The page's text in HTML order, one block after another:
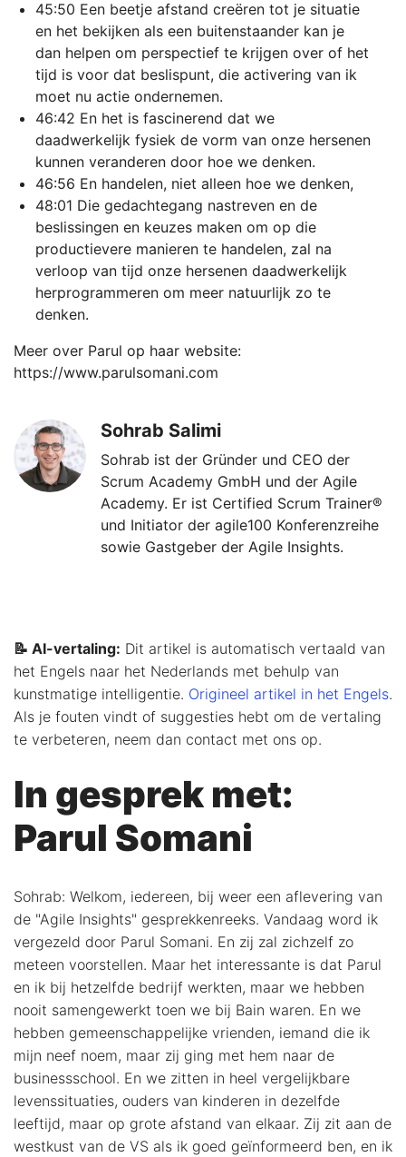
45:50 Een beetje afstand creëren tot je situatie
en het bekijken als een buitenstaander kan je
dan helpen om perspectief te krijgen over of het
tijd is voor dat beslispunt, die activering van ik
moet nu actie ondernemen.
46:42 En het is fascinerend dat we
daadwerkelijk fysiek de vorm van onze hersenen
kunnen veranderen door hoe we denken.
46:56 En handelen, niet alleen hoe we denken,
48:01 Die gedachtegang nastreven en de
beslissingen en keuzes maken om op die
productievere manieren te handelen, zal na
verloop van tijd onze hersenen daadwerkelijk
herprogrammeren om meer natuurlijk zo te
denken.
Meer over Parul op haar website:
https://www.parulsomani.com
Sohrab Salimi
Sohrab ist der Gründer und CEO der
Scrum Academy GmbH und der Agile
Academy. Er ist Certified Scrum Trainer®
und Initiator der agile100 Konferenzreihe
sowie Gastgeber der Agile Insights.
📝 AI-vertaling: Dit artikel is automatisch vertaald van
het Engels naar het Nederlands met behulp van
kunstmatige intelligentie. Origineel artikel in het Engels.
Als je fouten vindt of suggesties hebt om de vertaling
te verbeteren, neem dan contact met ons op.
In gesprek met:
Parul Somani
Sohrab: Welkom, iedereen, bij weer een aflevering van
de "Agile Insights" gesprekkenreeks. Vandaag word ik
vergezeld door Parul Somani. En zij zal zichzelf zo
meteen voorstellen. Maar het interessante is dat Parul
en ik bij hetzelfde bedrijf werkten, maar we hebben
nooit samengewerkt toen we bij Bain waren. En we
hebben gemeenschappelijke vrienden, iemand die ik
mijn neef noem, maar zij ging met hem naar de
businessschool. En we zitten in heel vergelijkbare
levenssituaties, ouders van kinderen in dezelfde
leeftijd, maar op grote afstand van elkaar. Zij zit aan de
westkust van de VS als ik goed geïnformeerd ben, en ik